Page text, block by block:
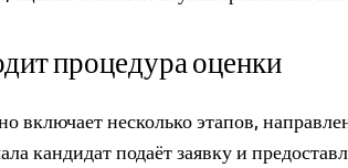
процедура оценки
включает несколько этапов,
кандидат подаёт заявку и